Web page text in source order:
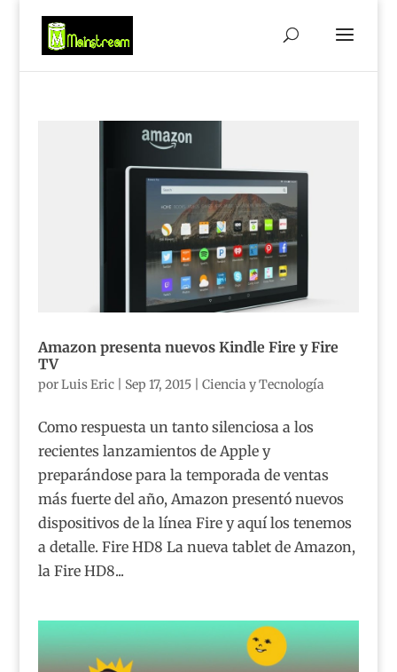
Amazon presenta nuevos Kindle Fire y Fire
TV
porLuis Eric| Sep 17, 2015| Ciencia y Tecnología
Como respuesta un tanto silenciosa a los
recientes lanzamientos de Apple y
preparándose para la temporada de ventas
más fuerte del año, Amazon presentó nuevos
dispositivos de la línea Fire y aquí los tenemos
a detalle. Fire HD8 La nueva tablet de Amazon,
la Fire HD8...